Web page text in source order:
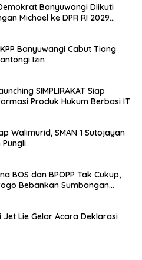
Banyuwangi Diikuti
Michael ke DPR RI 2029
Banyuwangi Cabut Tiang
Izin
SIMPLIRAKAT Siap
Produk Hukum Berbasi IT
Walimurid, SMAN 1 Sutojayan
BOS dan BPOPP Tak Cukup,
Bebankan Sumbangan
Jet Lie Gelar Acara Deklarasi